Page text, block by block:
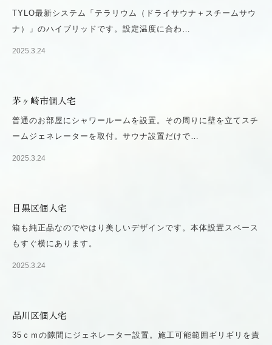
TYLO最新システム「テラリウム（ドライサウナ＋スチームサウ
ナ）」のハイブリッドです。設定温度に合わ…
2025.3.24
茅ヶ崎市個人宅
普通のお部屋にシャワールームを設置。その周りに壁を立てスチ
ームジェネレーターを取付。サウナ設置だけで…
2025.3.24
目黒区個人宅
箱も純正品なのでやはり美しいデザインです。本体設置スペース
もすぐ横にあります。
2025.3.24
品川区個人宅
35ｃｍの隙間にジェネレーター設置。施工可能範囲ギリギリを責